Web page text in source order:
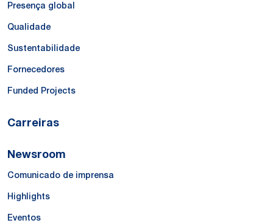
Presença global
Qualidade
Sustentabilidade
Fornecedores
Funded Projects
Carreiras
Newsroom
Comunicado de imprensa
Highlights
Eventos